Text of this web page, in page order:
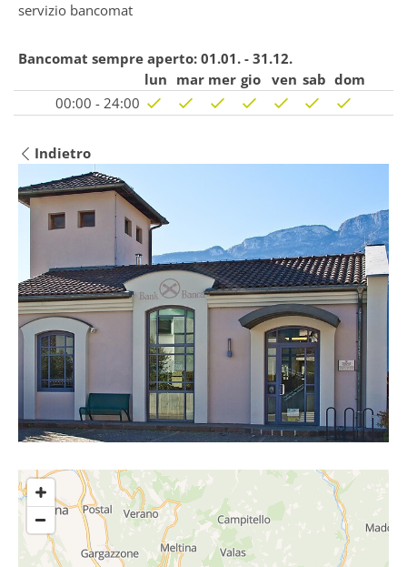
servizio bancomat
Bancomat sempre aperto: 01.01. - 31.12.
lun mar mer gio ven sab dom
00:00 - 24:00
Indietro